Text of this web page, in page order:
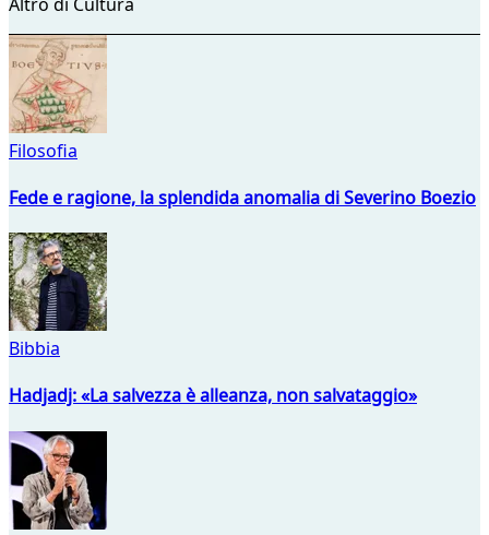
Filosofia
Fede e ragione, la splendida anomalia di Severino Boezio
Bibbia
Hadjadj: «La salvezza è alleanza, non salvataggio»